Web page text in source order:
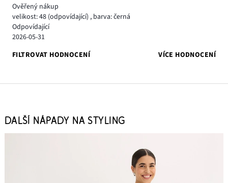
Ověřený nákup
velikost: 48 (odpovídající) , barva: černá
Odpovídající
2026-05-31
FILTROVAT HODNOCENÍ
VÍCE HODNOCENÍ
DALŠÍ NÁPADY NA STYLING